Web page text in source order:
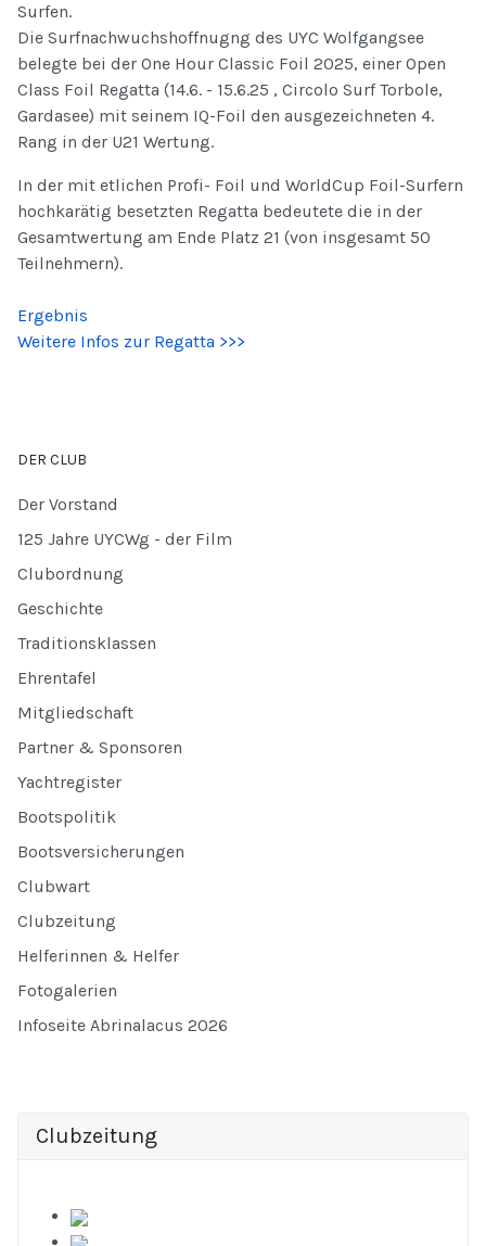
Surfen.
Die Surfnachwuchshoffnugng des UYC Wolfgangsee
belegte bei der One Hour Classic Foil 2025, einer Open
Class Foil Regatta (14.6. - 15.6.25 , Circolo Surf Torbole,
Gardasee) mit seinem IQ-Foil den ausgezeichneten 4.
Rang in der U21 Wertung.
In der mit etlichen Profi- Foil und WorldCup Foil-Surfern
hochkarätig besetzten Regatta bedeutete die in der
Gesamtwertung am Ende Platz 21 (von insgesamt 50
Teilnehmern).
Ergebnis
Weitere Infos zur Regatta >>>
DER CLUB
Der Vorstand
125 Jahre UYCWg - der Film
Clubordnung
Geschichte
Traditionsklassen
Ehrentafel
Mitgliedschaft
Partner & Sponsoren
Yachtregister
Bootspolitik
Bootsversicherungen
Clubwart
Clubzeitung
Helferinnen & Helfer
Fotogalerien
Infoseite Abrinalacus 2026
Clubzeitung